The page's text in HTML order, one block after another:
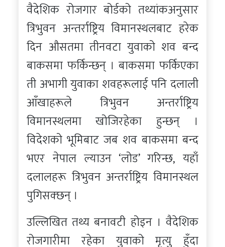
वैदेशिक रोजगार बोर्डको तथ्यांकअनुसार
त्रिभुवन अन्तर्राष्ट्रिय विमानस्थलबाट हरेक
दिन औसतमा तीनवटा युवाको शव बन्द
बाकसमा फर्किन्छन् । बाकसमा फर्किएका
ती अभागी युवाका शवहरूलाई पनि दलाली
आँखाहरूले त्रिभुवन अन्तर्राष्ट्रिय
विमानस्थलमा खोजिरहेका हुन्छन् ।
विदेशको भूमिबाट जब शव बाकसमा बन्द
भएर नेपाल ल्याउन ‘लोड’ गरिन्छ, यहाँ
दलालहरू त्रिभुवन अन्तर्राष्ट्रिय विमानस्थल
पुगिसक्छन् ।
उल्लिखित तथ्य बनावटी होइन । वैदेशिक
रोजगारीमा रहेका युवाको मृत्यु हुँदा